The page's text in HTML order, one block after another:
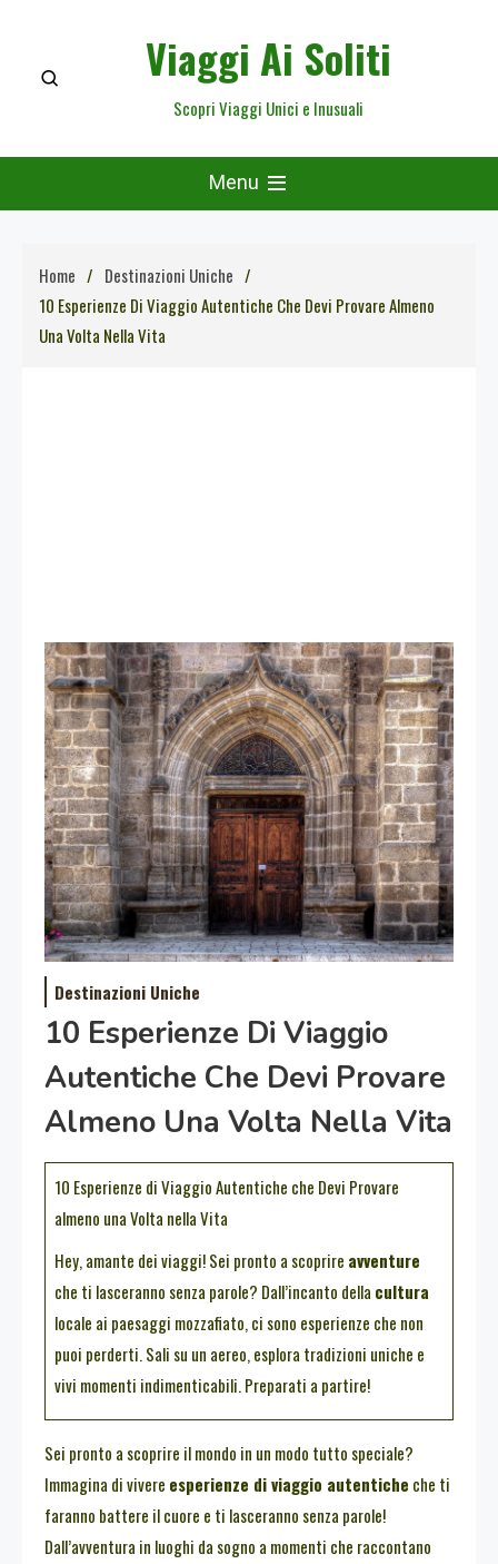
content
Viaggi Ai Soliti
Scopri Viaggi Unici e Inusuali
Menu
Home
Destinazioni Uniche
10 Esperienze Di Viaggio Autentiche Che Devi Provare Almeno
Una Volta Nella Vita
Destinazioni Uniche
10 Esperienze Di Viaggio
Autentiche Che Devi Provare
Almeno Una Volta Nella Vita
10 Esperienze di Viaggio Autentiche che Devi Provare
almeno una Volta nella Vita
Hey, amante dei viaggi! Sei pronto a scoprire avventure
che ti lasceranno senza parole? Dall’incanto della cultura
locale ai paesaggi mozzafiato, ci sono esperienze che non
puoi perderti. Sali su un aereo, esplora tradizioni uniche e
vivi momenti indimenticabili. Preparati a partire!
Sei pronto a scoprire il mondo in un modo tutto speciale?
Immagina di vivere esperienze di viaggio autentiche che ti
faranno battere il cuore e ti lasceranno senza parole!
Dall’avventura in luoghi da sogno a momenti che raccontano